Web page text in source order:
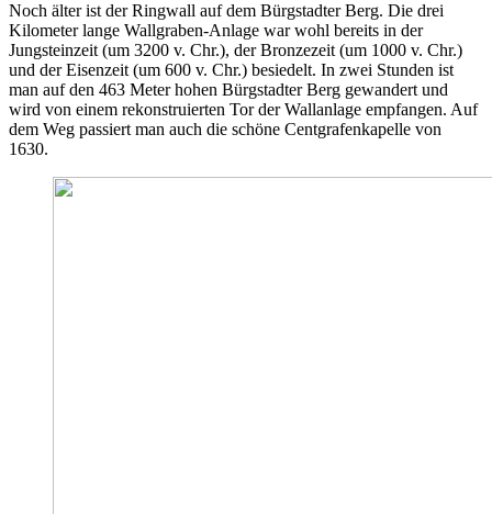
Noch älter ist der Ringwall auf dem Bürgstadter Berg. Die drei
Kilometer lange Wallgraben-Anlage war wohl bereits in der
Jungsteinzeit (um 3200 v. Chr.), der Bronzezeit (um 1000 v. Chr.)
und der Eisenzeit (um 600 v. Chr.) besiedelt. In zwei Stunden ist
man auf den 463 Meter hohen Bürgstadter Berg gewandert und
wird von einem rekonstruierten Tor der Wallanlage empfangen. Auf
dem Weg passiert man auch die schöne Centgrafenkapelle von
1630.